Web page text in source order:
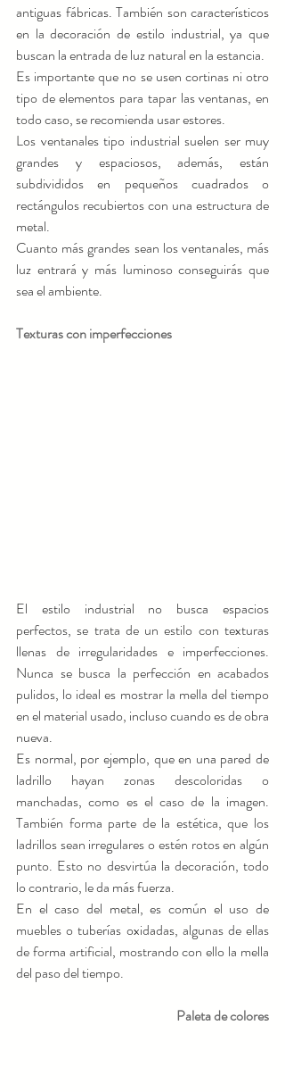
antiguas fábricas. También son característicos
en la decoración de estilo industrial, ya que
buscan la entrada de luz natural en la estancia.
Es importante que no se usen cortinas ni otro
tipo de elementos para tapar las ventanas, en
todo caso, se recomienda usar estores.
Los ventanales tipo industrial suelen ser muy
grandes y espaciosos, además, están
subdivididos en pequeños cuadrados o
rectángulos recubiertos con una estructura de
metal.
Cuanto más grandes sean los ventanales, más
luz entrará y más luminoso conseguirás que
sea el ambiente.
Texturas con imperfecciones
El estilo industrial no busca espacios
perfectos, se trata de un estilo con texturas
llenas de irregularidades e imperfecciones.
Nunca se busca la perfección en acabados
pulidos, lo ideal es mostrar la mella del tiempo
en el material usado, incluso cuando es de obra
nueva.
Es normal, por ejemplo, que en una pared de
ladrillo hayan zonas descoloridas o
manchadas, como es el caso de la imagen.
También forma parte de la estética, que los
ladrillos sean irregulares o estén rotos en algún
punto. Esto no desvirtúa la decoración, todo
lo contrario, le da más fuerza.
En el caso del metal, es común el uso de
muebles o tuberías oxidadas, algunas de ellas
de forma artificial, mostrando con ello la mella
del paso del tiempo.
Paleta de colores